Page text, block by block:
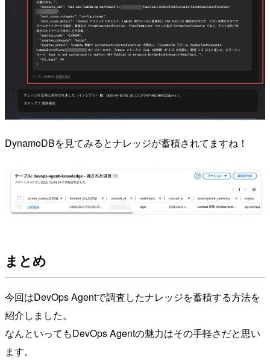
DynamoDBを見てみるとナレッジが蓄積されてますね！
まとめ
今回はDevOps Agentで調査したナレッジを蓄積する方法を
紹介しました。
なんといってもDevOps Agentの魅力はその手軽さだと思い
ます。